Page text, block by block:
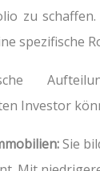
zu
spezifische
Investor
Sie